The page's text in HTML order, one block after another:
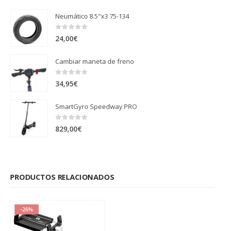
Neumático 8.5"x3 75-134
0 out of 5
24,00€
Cambiar maneta de freno
0 out of 5
34,95€
SmartGyro Speedway PRO
0 out of 5
829,00€
PRODUCTOS RELACIONADOS
-26%